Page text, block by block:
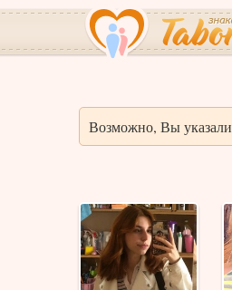
Возможно, Вы указали